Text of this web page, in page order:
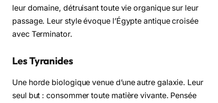
leur domaine, détruisant toute vie organique sur leur
passage. Leur style évoque l’Égypte antique croisée
avec Terminator.
Les Tyranides
Une horde biologique venue d’une autre galaxie. Leur
seul but : consommer toute matière vivante. Pensée